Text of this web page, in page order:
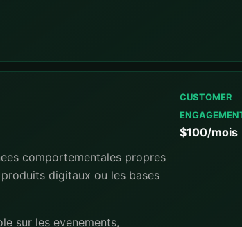
comportementales propres
digitaux ou les bases
sur les evenements,
CUSTOMER
$100/mois